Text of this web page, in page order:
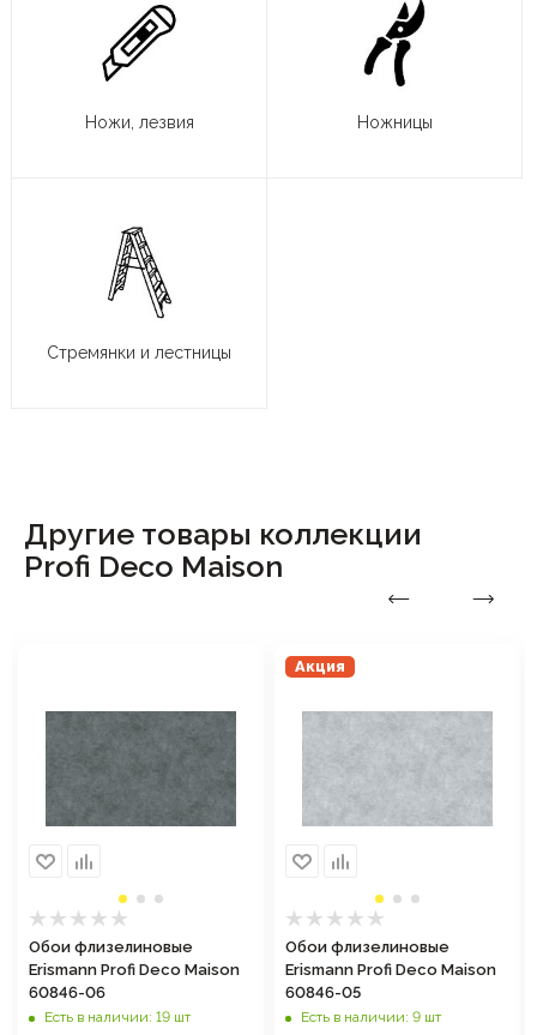
Ножи, лезвия Ножницы
Стремянки и лестницы
Другие товары коллекции
Profi Deco Maison
Обои флизелиновые
Erismann Profi Deco Maison
60846-06
Есть в наличии: 19 шт
Акция
Обои флизелиновые
Erismann Profi Deco Maison
60846-05
Есть в наличии: 9 шт